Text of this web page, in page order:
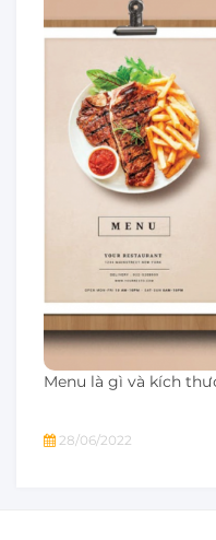
Menu là gì và kích
28/06/2022